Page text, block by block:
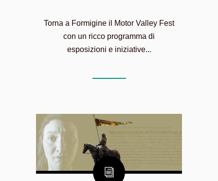
Torna a Formigine il Motor Valley Fest
con un ricco programma di
esposizioni e iniziative...